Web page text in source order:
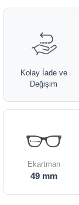
Kolay İade ve
Değişim
Ekartman
49 mm